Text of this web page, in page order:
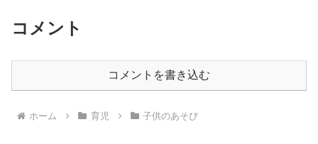
コメント
コメントを書き込む
ホーム 育児 子供のあそび